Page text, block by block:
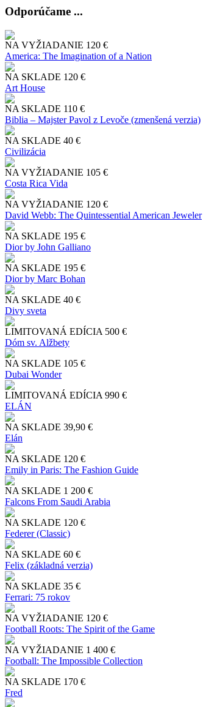
Odporúčame ...
NA VYŽIADANIE 120 €
America: The Imagination of a Nation
NA SKLADE 120 €
Art House
NA SKLADE 110 €
Biblia – Majster Pavol z Levoče (zmenšená verzia)
NA SKLADE 40 €
Civilizácia
NA VYŽIADANIE 105 €
Costa Rica Vida
NA VYŽIADANIE 120 €
David Webb: The Quintessential American Jeweler
NA SKLADE 195 €
Dior by John Galliano
NA SKLADE 195 €
Dior by Marc Bohan
NA SKLADE 40 €
Divy sveta
LIMITOVANÁ EDÍCIA 500 €
Dóm sv. Alžbety
NA SKLADE 105 €
Dubai Wonder
LIMITOVANÁ EDÍCIA 990 €
ELÁN
NA SKLADE 39,90 €
Elán
NA SKLADE 120 €
Emily in Paris: The Fashion Guide
NA SKLADE 1 200 €
Falcons From Saudi Arabia
NA SKLADE 120 €
Federer (Classic)
NA SKLADE 60 €
Felix (základná verzia)
NA SKLADE 35 €
Ferrari: 75 rokov
NA VYŽIADANIE 120 €
Football Roots: The Spirit of the Game
NA VYŽIADANIE 1 400 €
Football: The Impossible Collection
NA SKLADE 170 €
Fred